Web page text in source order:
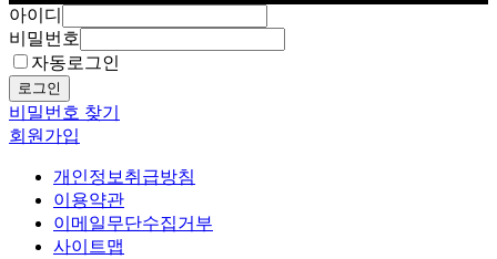
아이디
비밀번호
자동로그인
로그인
비밀번호 찾기
회원가입
개인정보취급방침
이용약관
이메일무단수집거부
사이트맵